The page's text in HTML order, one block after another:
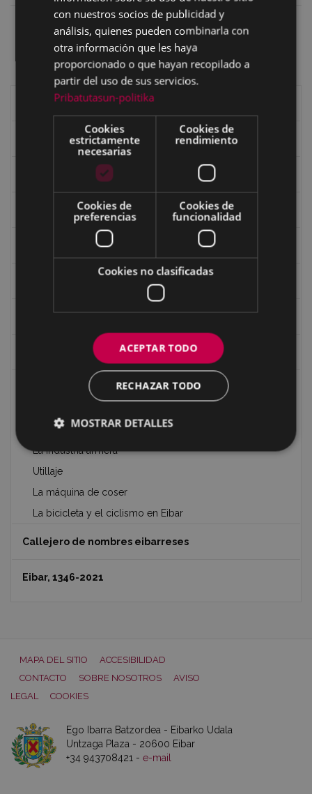
Nombre en euskara
eibarrés
Txantxilloia.
Kalibrea.
Historia de Eibar
Caseríos y valles
Los mojones o ‘mugarris’ de Eibar
Patrimonio de Eibar
Edificios y monumentos
Oficios tradicionales de Eibar: armería, máquinas de
coser y bicicletas.
Las Artes Aplicadas en Eibar
La industria armera
Utillaje
La máquina de coser
La bicicleta y el ciclismo en Eibar
Callejero de nombres eibarreses
Eibar, 1346-2021
MAPA DEL SITIO
ACCESIBILIDAD
CONTACTO
SOBRE NOSOTROS
AVISO
LEGAL
COOKIES
Ego Ibarra Batzordea - Eibarko Udala
Untzaga Plaza - 20600 Eibar
+34 943708421 - e-mail
con nuestros socios de publicidad y
análisis, quienes pueden combinarla con
otra información que les haya
proporcionado o que hayan recopilado a
partir del uso de sus servicios.
Pribatutasun-politika
Cookies
estrictamente
necesarias
Cookies de
rendimiento
Cookies de
preferencias
Cookies de
funcionalidad
Cookies no clasificadas
ACEPTAR TODO
RECHAZAR TODO
MOSTRAR DETALLES